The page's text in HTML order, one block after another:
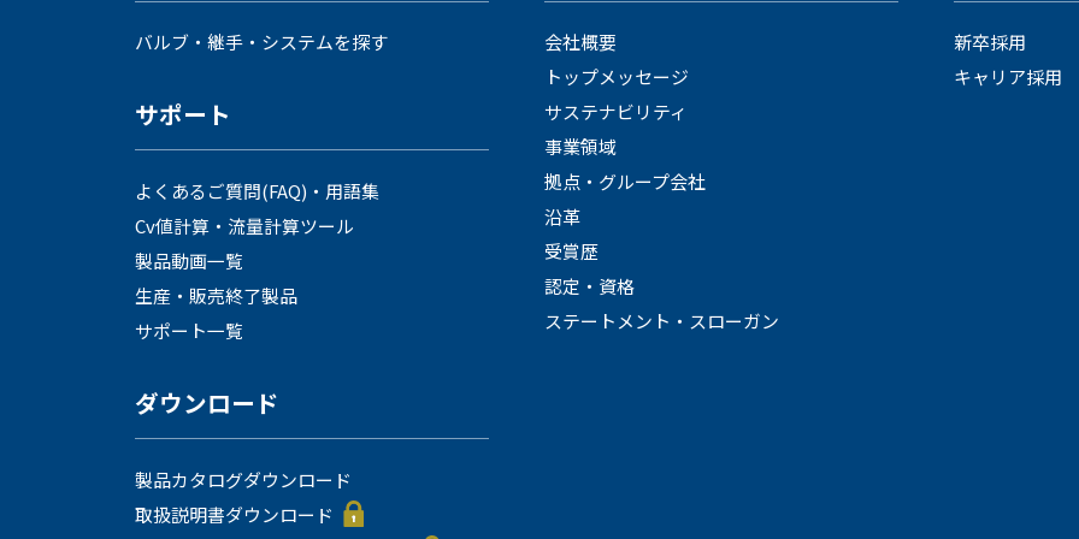
languageLanguage：
mailお問い合わせ
バルブ・継手・システムを探す
サポート
よくあるご質問(FAQ)・用語集
Cv値計算・流量計算ツール
製品動画一覧
生産・販売終了製品
サポート一覧
ダウンロード
製品カタログダウンロード
取扱説明書ダウンロード
会社概要
トップメッセージ
サステナビリティ
事業領域
拠点・グループ会社
沿革
受賞歴
認定・資格
ステートメント・スローガン
新卒採用
キャリア採用